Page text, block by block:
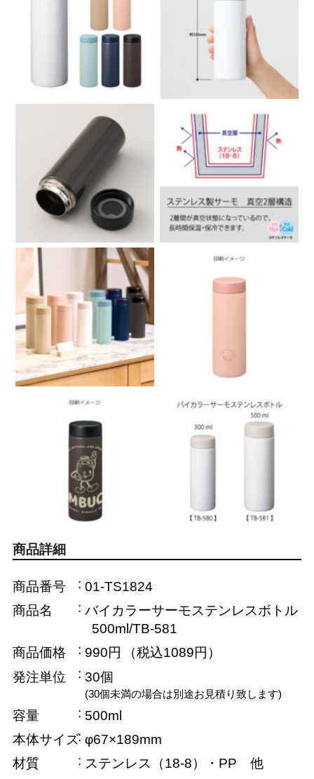
商品詳細
商品番号
01-TS1824
商品名
バイカラーサーモステンレスボトル
500ml/TB-581
商品価格
990円
（税込1089円）
発注単位
30個
(30個未満の場合は別途お見積り致します)
容量
500ml
本体サイズ φ67×189mm
材質
ステンレス（18-8）・PP 他